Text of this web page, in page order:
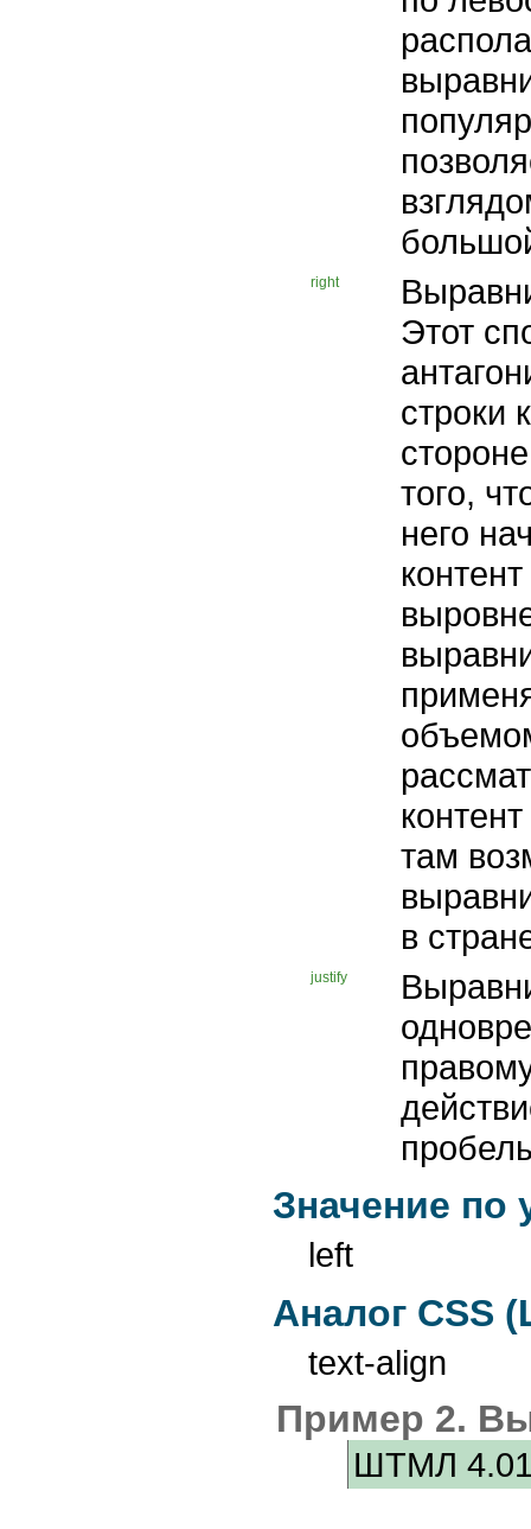
right
Этот
строки
того,
него
там
в
justify
Значение по
left
Аналог CSS
text-align
Пример 2.
ШТМЛ